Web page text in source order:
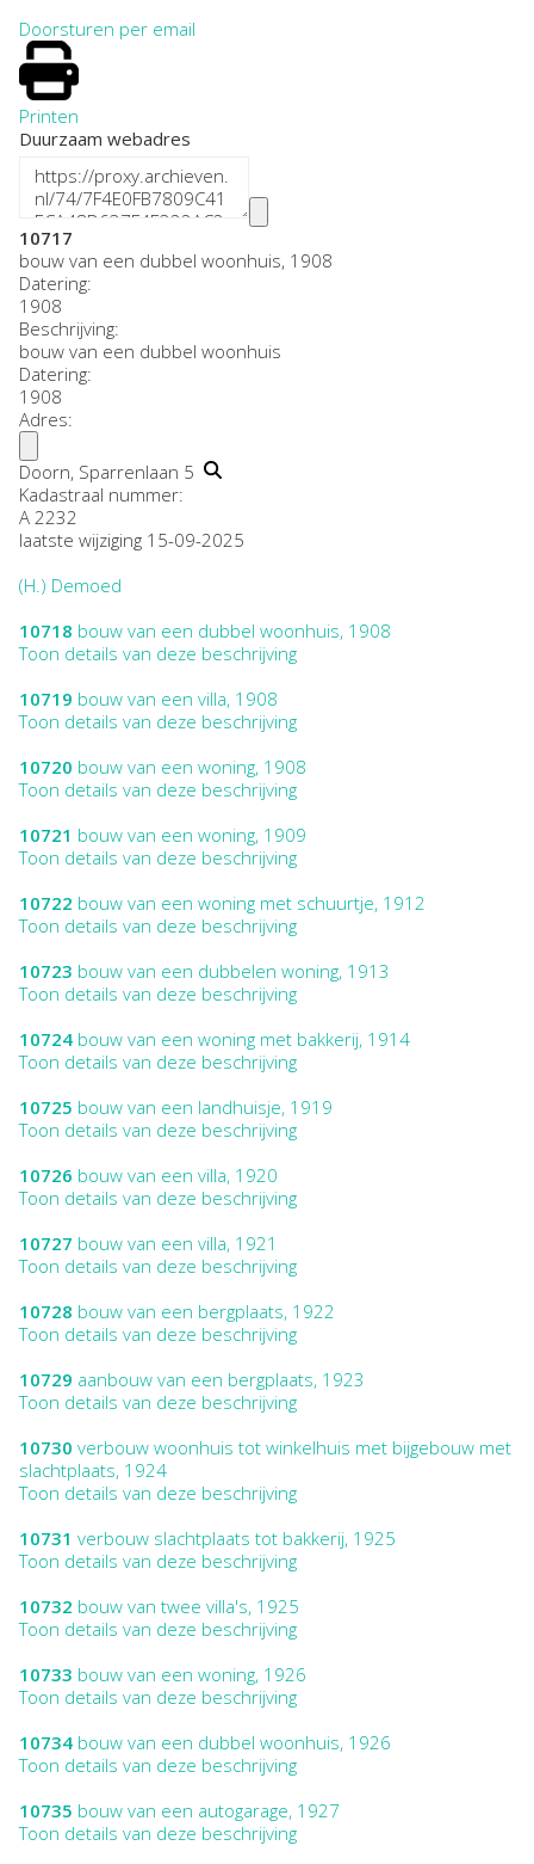
Doorsturen per email
Printen
Duurzaam webadres
10717
bouw van een dubbel woonhuis, 1908
Datering:
1908
Beschrijving:
bouw van een dubbel woonhuis
Datering:
1908
Adres:
Doorn, Sparrenlaan 5
Kadastraal nummer:
A 2232
laatste wijziging 15-09-2025
(H.) Demoed
10718 bouw van een dubbel woonhuis, 1908
Toon details van deze beschrijving
10719 bouw van een villa, 1908
Toon details van deze beschrijving
10720 bouw van een woning, 1908
Toon details van deze beschrijving
10721 bouw van een woning, 1909
Toon details van deze beschrijving
10722 bouw van een woning met schuurtje, 1912
Toon details van deze beschrijving
10723 bouw van een dubbelen woning, 1913
Toon details van deze beschrijving
10724 bouw van een woning met bakkerij, 1914
Toon details van deze beschrijving
10725 bouw van een landhuisje, 1919
Toon details van deze beschrijving
10726 bouw van een villa, 1920
Toon details van deze beschrijving
10727 bouw van een villa, 1921
Toon details van deze beschrijving
10728 bouw van een bergplaats, 1922
Toon details van deze beschrijving
10729 aanbouw van een bergplaats, 1923
Toon details van deze beschrijving
10730 verbouw woonhuis tot winkelhuis met bijgebouw met
slachtplaats, 1924
Toon details van deze beschrijving
10731 verbouw slachtplaats tot bakkerij, 1925
Toon details van deze beschrijving
10732 bouw van twee villa's, 1925
Toon details van deze beschrijving
10733 bouw van een woning, 1926
Toon details van deze beschrijving
10734 bouw van een dubbel woonhuis, 1926
Toon details van deze beschrijving
10735 bouw van een autogarage, 1927
Toon details van deze beschrijving